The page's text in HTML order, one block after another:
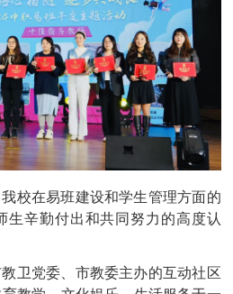
校在易班建设和学生管理方面的
生辛勤付出和共同努力的高度认
卫党委、市教委主办的互动社区